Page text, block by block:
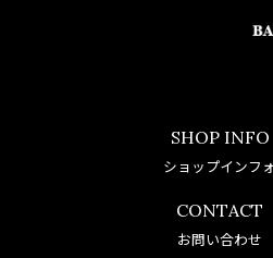
SHOP INFO
ショップインフ
CONTACT
お問い合わせ